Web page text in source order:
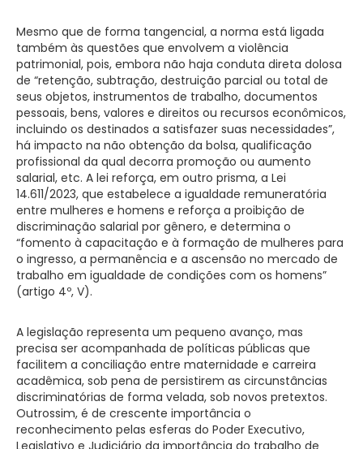
Mesmo que de forma tangencial, a norma está ligada
também às questões que envolvem a violência
patrimonial, pois, embora não haja conduta direta dolosa
de “retenção, subtração, destruição parcial ou total de
seus objetos, instrumentos de trabalho, documentos
pessoais, bens, valores e direitos ou recursos econômicos,
incluindo os destinados a satisfazer suas necessidades”,
há impacto na não obtenção da bolsa, qualificação
profissional da qual decorra promoção ou aumento
salarial, etc. A lei reforça, em outro prisma, a Lei
14.611/2023, que estabelece a igualdade remuneratória
entre mulheres e homens e reforça a proibição de
discriminação salarial por gênero, e determina o
“fomento à capacitação e à formação de mulheres para
o ingresso, a permanência e a ascensão no mercado de
trabalho em igualdade de condições com os homens”
(artigo 4º, V).
A legislação representa um pequeno avanço, mas
precisa ser acompanhada de políticas públicas que
facilitem a conciliação entre maternidade e carreira
acadêmica, sob pena de persistirem as circunstâncias
discriminatórias de forma velada, sob novos pretextos.
Outrossim, é de crescente importância o
reconhecimento pelas esferas do Poder Executivo,
Legislativo e Judiciário da importância do trabalho de